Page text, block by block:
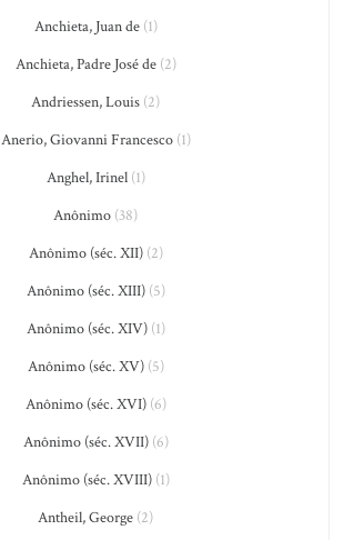
Anchieta, Juan de(1)
Anchieta, Padre José de(2)
Andriessen, Louis (2)
Anerio, Giovanni Francesco(1)
Anghel, Irinel(1)
Anônimo (38)
Anônimo (séc. XII)(2)
Anônimo (séc. XIII)(5)
Anônimo (séc. XIV)(1)
Anônimo (séc. XV)(5)
Anônimo (séc. XVI)(6)
Anônimo (séc. XVII)(6)
Anônimo (séc. XVIII)(1)
Antheil, George (2)